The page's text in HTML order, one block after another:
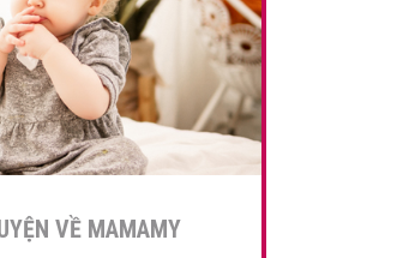
VỀ MAMAMY